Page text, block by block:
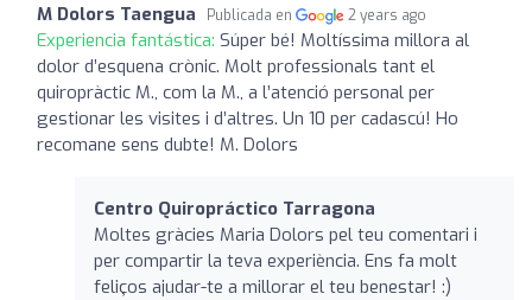
M Dolors Taengua Publicada en 2 years ago
Experiencia fantástica: Súper bé! Moltíssima millora al
dolor d’esquena crònic. Molt professionals tant el
quiropràctic M., com la M., a l’atenció personal per
gestionar les visites i d’altres. Un 10 per cadascú! Ho
recomane sens dubte! M. Dolors
Centro Quiropráctico Tarragona
Moltes gràcies Maria Dolors pel teu comentari i
per compartir la teva experiència. Ens fa molt
feliços ajudar-te a millorar el teu benestar! :)